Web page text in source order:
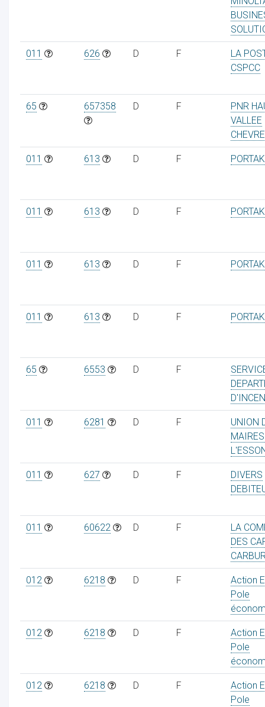
011 626 D F
LA
CSPCC
65 657358 D F
PNR
VALLEE
011 613 D F
011 613 D F
011 613 D F
011 613 D F
65 6553 D F
011 6281 D F
UNION
011 627 D F
DIVERS
011 60622 D F
LA
DES
012 6218 D F
Action
Pole
012 6218 D F
Action
Pole
012 6218 D F
Action
Pole